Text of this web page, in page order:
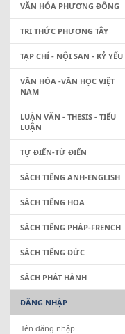
VĂN HÓA PHƯƠNG ĐÔNG
TRI THỨC PHƯƠNG TÂY
TẠP CHÍ - NỘI SAN - KỶ YẾU
VĂN HÓA -VĂN HỌC VIỆT
NAM
LUẬN VĂN - THESIS - TIỂU
LUẬN
TỰ ĐIỂN-TỪ ĐIỂN
SÁCH TIẾNG ANH-ENGLISH
SÁCH TIẾNG HOA
SÁCH TIẾNG PHÁP-FRENCH
SÁCH TIẾNG ĐỨC
SÁCH PHÁT HÀNH
ĐĂNG NHẬP
Tên đăng nhập